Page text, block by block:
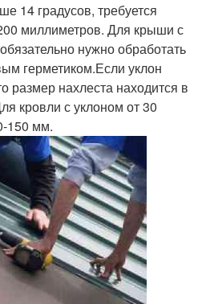
14 градусов, требуется
миллиметров. Для крыши с
нужно обработать
герметиком.Если уклон
размер нахлеста находится в
кровли с уклоном от 30
150 мм.